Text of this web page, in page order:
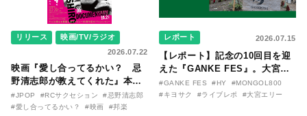
リリース
映画/TV/ラジオ
2026.07.22
映画『愛し合ってるかい？ 忌
野清志郎が教えてくれた』本予
告映像とキービジュアルがつい
に解禁！ キヨシロー関連商品も
#JPOP #RCサクセション
#忌野清志郎
#愛し合ってるかい？
#映画 #邦楽
レポート 2026.07.15
【レポート】記念の10回目を迎
えた『GANKE FES』。大宮エ
リー作『アイヌの神々の崖』を
前に、キヨサク
#GANKE FES #HY
#MONGOL800
#キヨサク
#ライブレポ #大宮エリー